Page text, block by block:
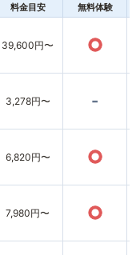
料金目安 無料体験
39,600円〜 ○
3,278円〜 -
6,820円〜 ○
7,980円〜 ○